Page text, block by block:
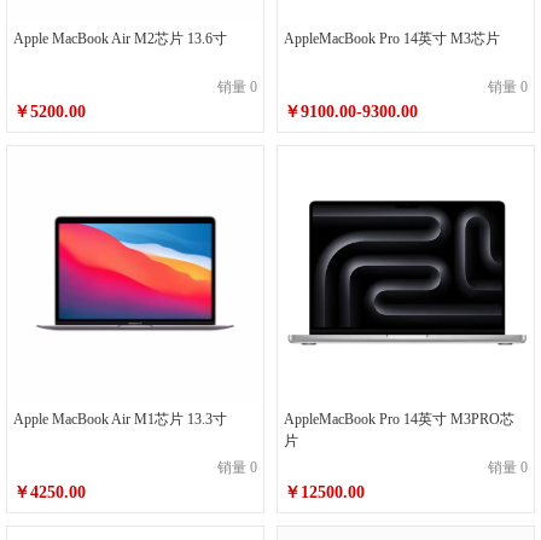
Apple MacBook Air M2芯片 13.6寸
销量 0
￥5200.00
AppleMacBook Pro 14英寸 M3芯片
销量 0
￥9100.00-9300.00
Apple MacBook Air M1芯片 13.3寸
销量 0
￥4250.00
AppleMacBook Pro 14英寸 M3PRO芯
片
销量 0
￥12500.00